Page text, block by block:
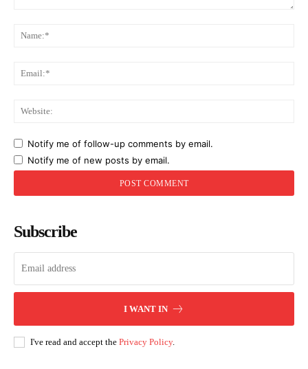
Notify me of follow-up comments by email.
Notify me of new posts by email.
Subscribe
I WANT IN
I've read and accept the Privacy Policy.